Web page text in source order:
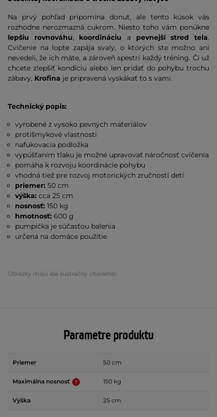
Na prvý pohľad pripomína donut, ale tento kúsok vás
rozhodne nerozmazná cukrom. Niesto toho vám ponúkne
lepšiu rovnováhu, koordináciu a pevnejší stred tela.
Cvičenie na lopte zapája svaly, o ktorých ste možno ani
nevedeli, že ich máte, a zároveň spestrí každý tréning. Či už
chcete zlepšiť kondíciu alebo len pridať do pohybu trochu
zábavy, Krofina je pripravená vyskákať to s vami.
Technický popis:
vyrobené z vysoko pevných materiálov
protišmykové vlastnosti
nafukovacia podložka
vypúšťaním tlaku je možné upravovať náročnosť cvičenia
pomáha k rozvoju koordinácie pohybu
vhodná tiež pre rozvoj motorických zručností detí
priemer: 50 cm
výška: cca 25 cm
nosnosť:150 kg
hmotnosť: 600 g
pumpička je súčasťou balenia
určená na domáce použitie
Obrázky majú iba ilustračný charakter.
Parametre produktu
Priemer 50 cm
Maximálna nosnosť 150 kg
Výška 25 cm